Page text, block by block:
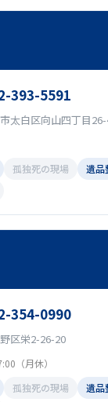
393-5591
太白区向山四丁目
孤独死の現場 遺品
354-0990
区栄2-26-20
（月休）
孤独死の現場 遺品